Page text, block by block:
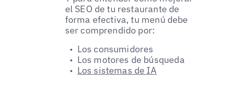
el SEO de tu restaurante de
forma efectiva, tu menú debe
ser comprendido por:
Los consumidores
Los motores de búsqueda
Los sistemas de IA